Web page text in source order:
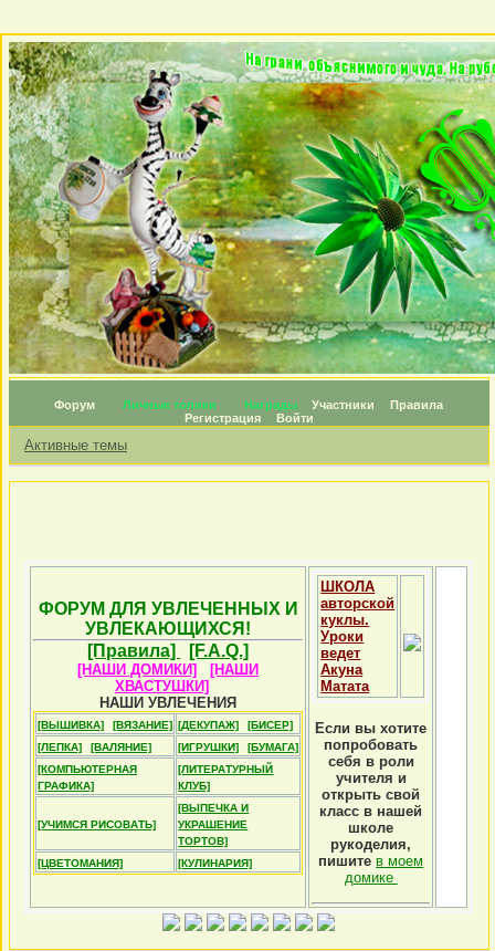
Форум Личные топики Награды Участники
Правила
Регистрация
Войти
Активные темы
ФОРУМ ДЛЯ УВЛЕЧЕННЫХ И
УВЛЕКАЮЩИХСЯ!
[Правила]
[F.A.Q.]
[НАШИ ДОМИКИ]
[НАШИ
ХВАСТУШКИ]
НАШИ УВЛЕЧЕНИЯ
[ВЫШИВКА] [ВЯЗАНИЕ] [ДЕКУПАЖ]
[БИСЕР]
[ЛЕПКА]
[ВАЛЯНИЕ] [ИГРУШКИ]
[БУМАГА]
[КОМПЬЮТЕРНАЯ
ГРАФИКА]
[ЛИТЕРАТУРНЫЙ
КЛУБ]
[УЧИМСЯ РИСОВАТЬ]
[ВЫПЕЧКА И
УКРАШЕНИЕ
ТОРТОВ]
[ЦВЕТОМАНИЯ]
[КУЛИНАРИЯ]
ШКОЛА
авторской
куклы.
Уроки
ведет
Акуна
Матата
Если вы хотите
попробовать
себя в роли
учителя и
открыть свой
класс в нашей
школе
рукоделия,
пишите в моем
домике